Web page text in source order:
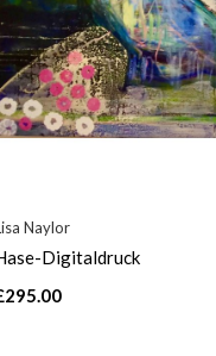
Naylor
Digitaldruck